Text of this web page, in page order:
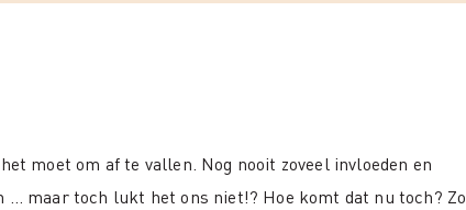
moet om af te vallen. Nog nooit zoveel invloeden en
… maar toch lukt het ons niet!? Hoe komt dat nu toch? Zo